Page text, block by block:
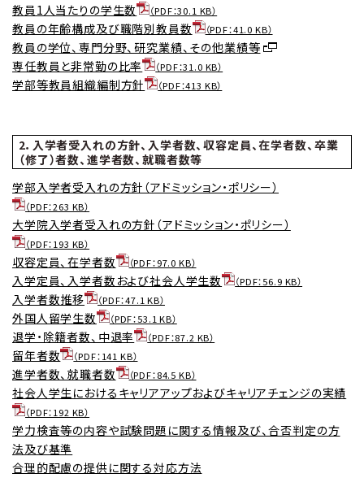
教員1人当たりの学生数 （PDF：30.1 KB）
教員の年齢構成及び職階別教員数 （PDF：41.0 KB）
教員の学位、専門分野、研究業績、その他業績等
専任教員と非常勤の比率
（PDF：31.0 KB）
学部等教員組織編制方針 （PDF：413 KB）
2．入学者受入れの方針、入学者数、収容定員、在学者数、卒業
（修了）者数、進学者数、就職者数等
学部入学者受入れの方針（アドミッション・ポリシー）
（PDF：263 KB）
大学院入学者受入れの方針（アドミッション・ポリシー）
（PDF：193 KB）
収容定員、在学者数 （PDF：97.0 KB）
入学定員、入学者数および社会人学生数 （PDF：56.9 KB）
入学者数推移 （PDF：47.1 KB）
外国人留学生数 （PDF：53.1 KB）
退学・除籍者数、中退率 （PDF：87.2 KB）
留年者数 （PDF：141 KB）
進学者数、就職者数 （PDF：84.5 KB）
社会人学生におけるキャリアアップおよびキャリアチェンジの実績
（PDF：192 KB）
学力検査等の内容や試験問題に関する情報及び、合否判定の方
法及び基準
合理的配慮の提供に関する対応方法